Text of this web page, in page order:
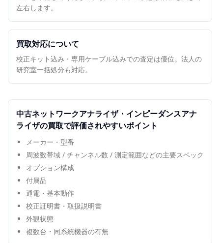
左右します。
買取対応について
校正キット込み・専用ケーブル込みでの査定は優位。法人の
研究室一括処分も対応。
中古ネットワークアナライザ・インピーダンスアナ
ライザの買取で評価されやすいポイント
メーカー・型番
周波数帯域 / チャンネル数 / 測定範囲などの主要スペック
オプション構成
付属品
通電・基本動作
校正証明書・取扱説明書
外観状態
複数台・同系統機器の有無